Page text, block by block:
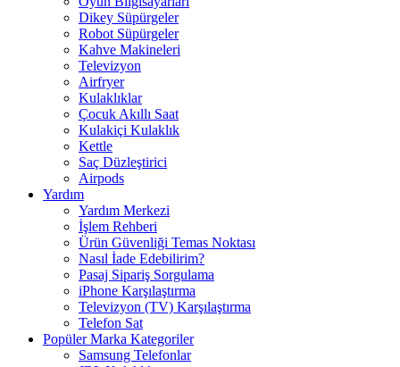
Dikey Süpürgeler
Robot Süpürgeler
Kahve Makineleri
Televizyon
Airfryer
Kulaklıklar
Çocuk Akıllı Saat
Kulakiçi Kulaklık
Kettle
Saç Düzleştirici
Airpods
Yardım
Yardım Merkezi
İşlem Rehberi
Ürün Güvenliği Temas Noktası
Nasıl İade Edebilirim?
Pasaj Sipariş Sorgulama
iPhone Karşılaştırma
Televizyon (TV) Karşılaştırma
Telefon Sat
Popüler Marka Kategoriler
Samsung Telefonlar